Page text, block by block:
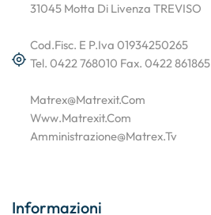
31045 Motta Di Livenza TREVISO
Cod.Fisc. E P.Iva 01934250265
Tel. 0422 768010 Fax. 0422 861865
Matrex@matrexit.com
Www.matrexit.com
Amministrazione@matrex.tv
Informazioni